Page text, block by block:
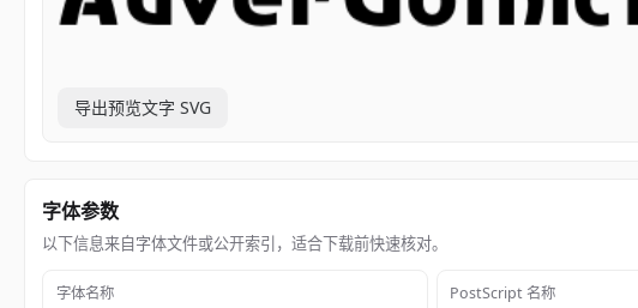
导出预览文字 SVG
字体参数
以下信息来自字体文件或公开索引，适合下载前快速核对。
字体名称 PostScript 名称